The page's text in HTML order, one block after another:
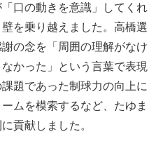
口の動きを意識」してくれ
を乗り越えました。高橋選
の念を「周囲の理解がなけ
かった」という言葉で表現
題であった制球力の向上に
ムを模索するなど、たゆま
貢献しました。